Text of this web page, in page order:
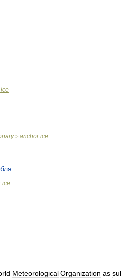
ice
> anchor ice
ice
Meteorological Organization as